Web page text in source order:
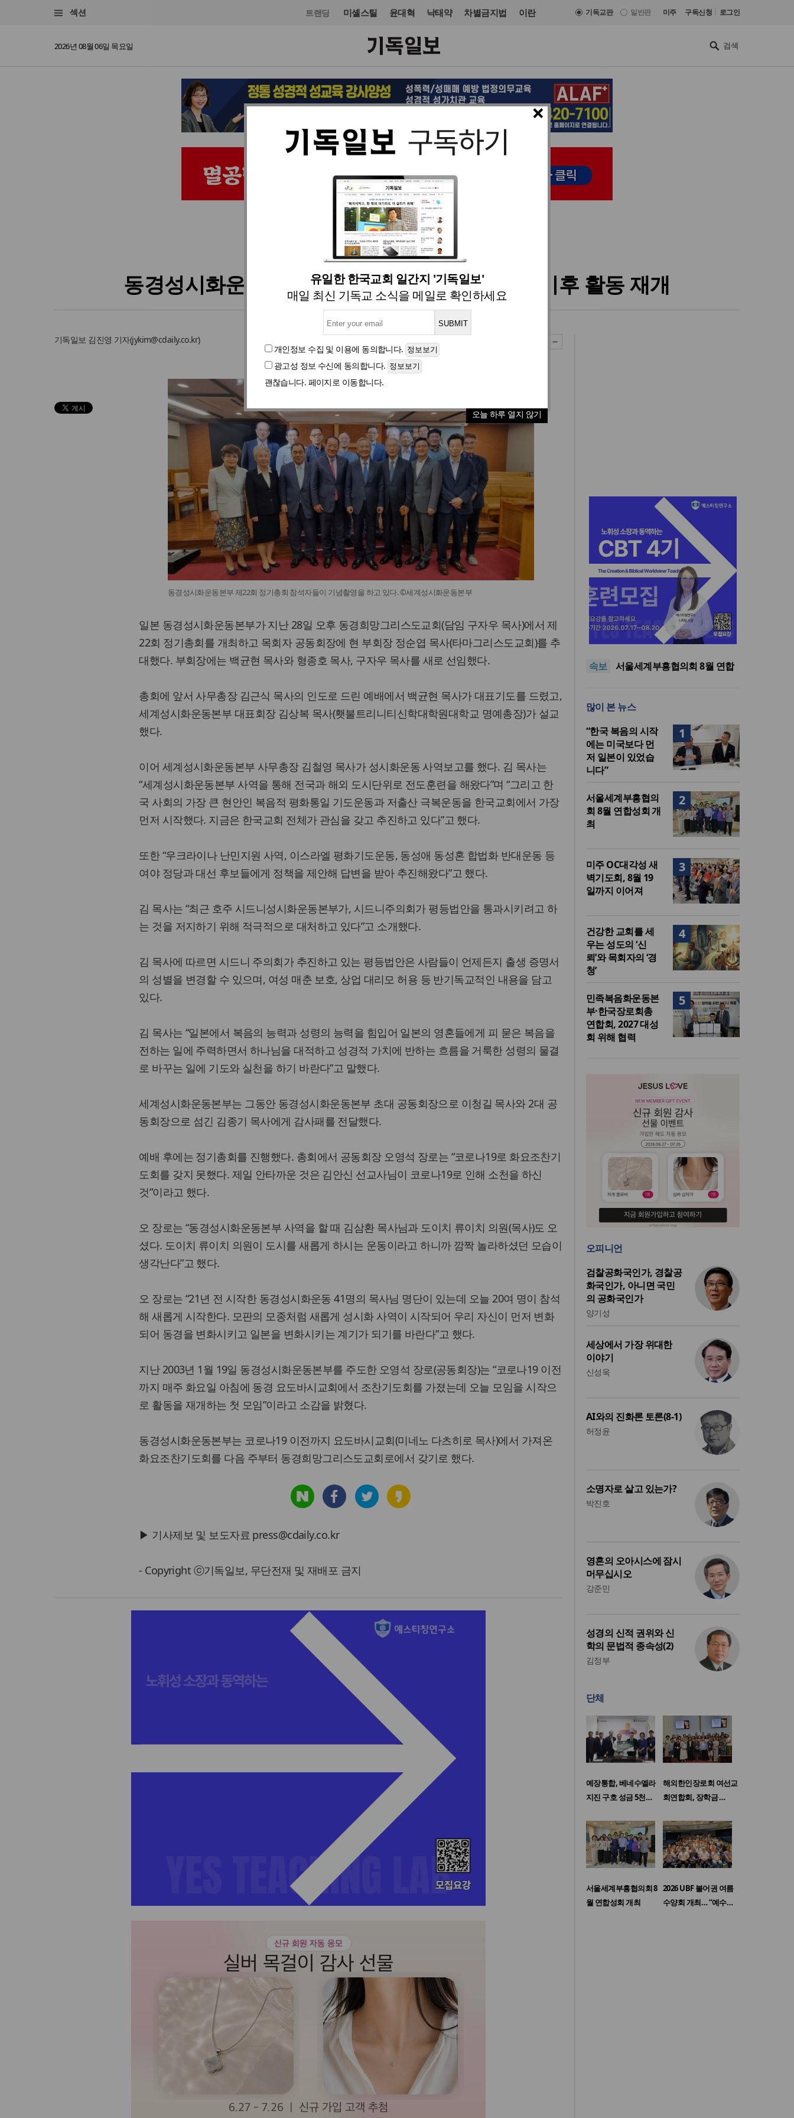
섹션 트랜딩 미셸스틸 윤대혁 낙태약 차별금지법 이란 기독교판 일반판 미주 구독신청 로그인
2026년 08월 06일 목요일
×
유일한 한국교회 일간지 '기독일보'
매일 최신 기독교 소식을 메일로 확인하세요
개인정보 수집 및 이용에 동의합니다.
광고성 정보 수신에 동의합니다.
괜찮습니다. 페이지로 이동합니다.
오늘 하루 열지 않기
교단/단체 기독교기관 입력 2024. 05. 30 08:45
동경성시화운동본부, 정기총회 열고 코로나19 이후 활동 재개
기독일보 김진영 기자(jykim@cdaily.co.kr)
동경성시화운동본부 제22회 정기총회 참석자들이 기념촬영을 하고 있다. ©세계성시화운동본부
일본 동경성시화운동본부가 지난 28일 오후 동경희망그리스도교회(담임 구자우 목사)에서 제
22회 정기총회를 개최하고 목회자 공동회장에 현 부회장 정순엽 목사(타마그리스도교회)를 추
대했다. 부회장에는 백균현 목사와 형종호 목사, 구자우 목사를 새로 선임했다.
총회에 앞서 사무총장 김근식 목사의 인도로 드린 예배에서 백균현 목사가 대표기도를 드렸고,
세계성시화운동본부 대표회장 김상복 목사(횃불트리니티신학대학원대학교 명예총장)가 설교
했다.
이어 세계성시화운동본부 사무총장 김철영 목사가 성시화운동 사역보고를 했다. 김 목사는
“세계성시화운동본부 사역을 통해 전국과 해외 도시단위로 전도훈련을 해왔다”며 “그리고 한
국 사회의 가장 큰 현안인 복음적 평화통일 기도운동과 저출산 극복운동을 한국교회에서 가장
먼저 시작했다. 지금은 한국교회 전체가 관심을 갖고 추진하고 있다”고 했다.
또한 “우크라이나 난민지원 사역, 이스라엘 평화기도운동, 동성애 동성혼 합법화 반대운동 등
여야 정당과 대선 후보들에게 정책을 제안해 답변을 받아 추진해왔다”고 했다.
김 목사는 “최근 호주 시드니성시화운동본부가, 시드니주의회가 평등법안을 통과시키려고 하
는 것을 저지하기 위해 적극적으로 대처하고 있다”고 소개했다.
김 목사에 따르면 시드니 주의회가 추진하고 있는 평등법안은 사람들이 언제든지 출생 증명서
의 성별을 변경할 수 있으며, 여성 매춘 보호, 상업 대리모 허용 등 반기독교적인 내용을 담고
있다.
김 목사는 “일본에서 복음의 능력과 성령의 능력을 힘입어 일본의 영혼들에게 피 묻은 복음을
전하는 일에 주력하면서 하나님을 대적하고 성경적 가치에 반하는 흐름을 거룩한 성령의 물결
로 바꾸는 일에 기도와 실천을 하기 바란다”고 말했다.
세계성시화운동본부는 그동안 동경성시화운동본부 초대 공동회장으로 이청길 목사와 2대 공
동회장으로 섬긴 김종기 목사에게 감사패를 전달했다.
예배 후에는 정기총회를 진행했다. 총회에서 공동회장 오영석 장로는 “코로나19로 화요조찬기
도회를 갖지 못했다. 제일 안타까운 것은 김안신 선교사님이 코로나19로 인해 소천을 하신
것”이라고 했다.
오 장로는 “동경성시화운동본부 사역을 할 때 김삼환 목사님과 도이치 류이치 의원(목사)도 오
셨다. 도이치 류이치 의원이 도시를 새롭게 하시는 운동이라고 하니까 깜짝 놀라하셨던 모습이
생각난다”고 했다.
오 장로는 “21년 전 시작한 동경성시화운동 41명의 목사님 명단이 있는데 오늘 20여 명이 참석
해 새롭게 시작한다. 모판의 모종처럼 새롭게 성시화 사역이 시작되어 우리 자신이 먼저 변화
되어 동경을 변화시키고 일본을 변화시키는 계기가 되기를 바란다”고 했다.
지난 2003년 1월 19일 동경성시화운동본부를 주도한 오영석 장로(공동회장)는 “코로나19 이전
까지 매주 화요일 아침에 동경 요도바시교회에서 조찬기도회를 가졌는데 오늘 모임을 시작으
로 활동을 재개하는 첫 모임”이라고 소감을 밝혔다.
동경성시화운동본부는 코로나19 이전까지 요도바시교회(미네노 다츠히로 목사)에서 가져온
화요조찬기도회를 다음 주부터 동경희망그리스도교회로에서 갖기로 했다.
▶ 기사제보 및 보도자료 press@cdaily.co.kr
- Copyright ⓒ기독일보, 무단전재 및 재배포 금지
속보
“한국 복음의 시작에는 미국보
다 먼저 일본이 있었습니다”
“기도로 시작한 스틸 美 대사,
한미동맹의 가교 되어주길”
한기연 “전쟁을 부르는 정책을
성회 개최
민족복음화운동본부·한국장로
협력
다 먼저 일본이 있었습니다”
“기도로 시작한 스틸 美 대사,
한미동맹의 가교 되어주길”
많이 본 뉴스
1
“한국 복음의 시작
에는 미국보다 먼
저 일본이 있었습
니다”
2
서울세계부흥협의
회 8월 연합성회 개
최
3
미주 OC대각성 새
벽기도회, 8월 19
일까지 이어져
4
건강한 교회를 세
우는 성도의 ‘신
뢰’와 목회자의 ‘경
청’
5
민족복음화운동본
부·한국장로회총
연합회, 2027 대성
회 위해 협력
오피니언
검찰공화국인가, 경찰공
화국인가, 아니면 국민
의 공화국인가
양기성
세상에서 가장 위대한
이야기
신성욱
AI와의 진화론 토론(8-1)
허정윤
소명자로 살고 있는가?
박진호
영혼의 오아시스에 잠시
머무십시오
강준민
성경의 신적 권위와 신
학의 문법적 종속성(2)
김정부
단체
예장통합, 베네수엘라
지진 구호 성금 5천…
해외한인장로회 여선교
회연합회, 장학금 …
서울세계부흥협의회 8
월 연합성회 개최
2026 UBF 불어권 여름
수양회 개최… “예수…